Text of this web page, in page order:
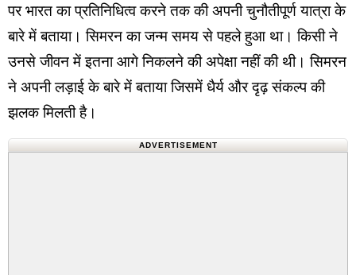
पर भारत का प्रतिनिधित्व करने तक की अपनी चुनौतीपूर्ण यात्रा के
बारे में बताया। सिमरन का जन्म समय से पहले हुआ था। किसी ने
उनसे जीवन में इतना आगे निकलने की अपेक्षा नहीं की थी। सिमरन
ने अपनी लड़ाई के बारे में बताया जिसमें धैर्य और दृढ़ संकल्प की
झलक मिलती है।
ADVERTISEMENT